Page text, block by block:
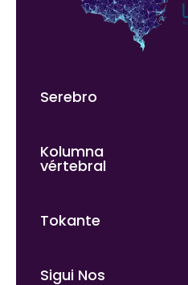
Serebro
Kolumna
vértebral
Tokante
Sigui Nos